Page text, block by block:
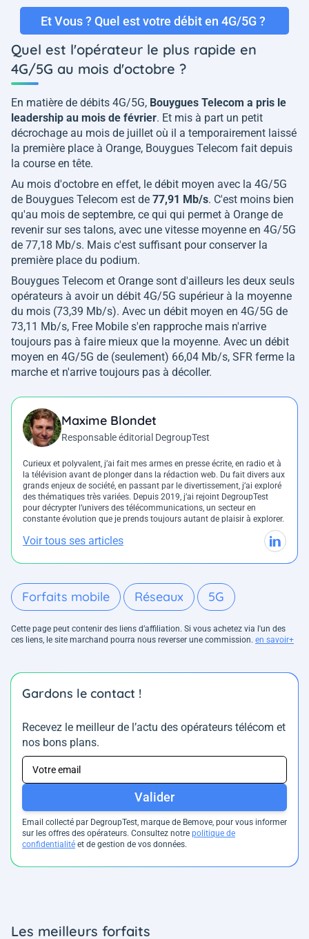
Et Vous ? Quel est votre débit en 4G/5G ?
Quel est l'opérateur le plus rapide en
4G/5G au mois d'octobre ?
En matière de débits 4G/5G, Bouygues Telecom a pris le
leadership au mois de février. Et mis à part un petit
décrochage au mois de juillet où il a temporairement laissé
la première place à Orange, Bouygues Telecom fait depuis
la course en tête.
Au mois d'octobre en effet, le débit moyen avec la 4G/5G
de Bouygues Telecom est de 77,91 Mb/s. C'est moins bien
qu'au mois de septembre, ce qui qui permet à Orange de
revenir sur ses talons, avec une vitesse moyenne en 4G/5G
de 77,18 Mb/s. Mais c'est suffisant pour conserver la
première place du podium.
Bouygues Telecom et Orange sont d'ailleurs les deux seuls
opérateurs à avoir un débit 4G/5G supérieur à la moyenne
du mois (73,39 Mb/s). Avec un débit moyen en 4G/5G de
73,11 Mb/s, Free Mobile s'en rapproche mais n'arrive
toujours pas à faire mieux que la moyenne. Avec un débit
moyen en 4G/5G de (seulement) 66,04 Mb/s, SFR ferme la
marche et n'arrive toujours pas à décoller.
Maxime Blondet
Responsable éditorial DegroupTest
Curieux et polyvalent, j’ai fait mes armes en presse écrite, en radio et à
la télévision avant de plonger dans la rédaction web. Du fait divers aux
grands enjeux de société, en passant par le divertissement, j’ai exploré
des thématiques très variées. Depuis 2019, j’ai rejoint DegroupTest
pour décrypter l’univers des télécommunications, un secteur en
constante évolution que je prends toujours autant de plaisir à explorer.
Voir tous ses articles
Forfaits mobile Réseaux 5G
Cette page peut contenir des liens d’affiliation. Si vous achetez via l'un des
ces liens, le site marchand pourra nous reverser une commission. en savoir+
Gardons le contact !
Recevez le meilleur de l’actu des opérateurs télécom et
nos bons plans.
Valider
Email collecté par DegroupTest, marque de Bemove, pour vous informer
sur les offres des opérateurs. Consultez notre politique de
confidentialité et de gestion de vos données.
Les meilleurs forfaits